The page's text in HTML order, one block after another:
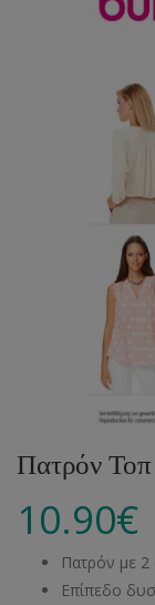
Πατρόν
10.90€
Πατρόν με 2
Επίπεδο